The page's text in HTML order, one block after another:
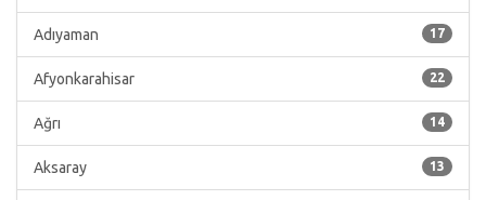
17
Adıyaman
22
Afyonkarahisar
14
Ağrı
13
Aksaray